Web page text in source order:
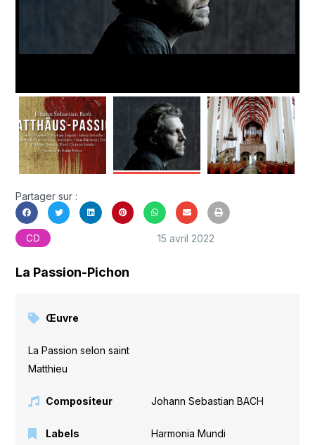
Partager sur :
CD 15 avril 2022
La Passion-Pichon
Œuvre
La Passion selon saint
Matthieu
Compositeur Johann Sebastian BACH
Labels Harmonia Mundi